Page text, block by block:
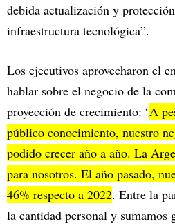
debida actualización y
infraestructura tecnológica”.
Los ejecutivos aprovecharon el
hablar sobre el negocio de la
proyección de crecimiento: “A
público conocimiento, nuestro
podido crecer año a año. La
para nosotros. El año pasado,
46% respecto a 2022. Entre la
la cantidad personal y sumamos